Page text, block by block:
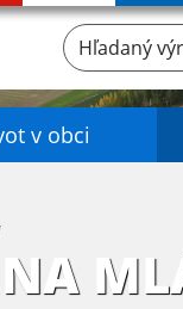
Hľadaný
v obci